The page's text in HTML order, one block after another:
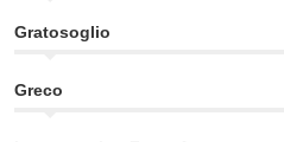
Gratosoglio
Greco